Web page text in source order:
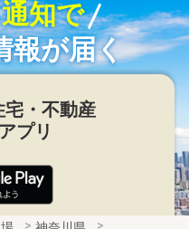
知で
報が届く
・不動産
アプリ